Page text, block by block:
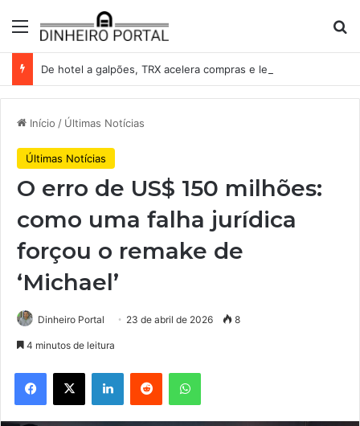
Menu
Início / Últimas Notícias
Últimas Notícias
O erro de US$ 150 milhões:
como uma falha jurídica
forçou o remake de
‘Michael’
Dinheiro Portal 23 de abril de 2026 8
4 minutos de leitura
Facebook
X LinkedinReddit WhatsApp